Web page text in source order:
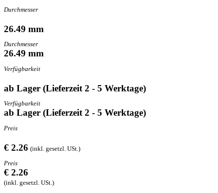
Durchmesser
26.49 mm
Durchmesser
26.49 mm
Verfügbarkeit
ab Lager (Lieferzeit 2 - 5 Werktage)
Verfügbarkeit
ab Lager (Lieferzeit 2 - 5 Werktage)
Preis
€ 2.26 (inkl. gesetzl. USt.)
Preis
€ 2.26
(inkl. gesetzl. USt.)